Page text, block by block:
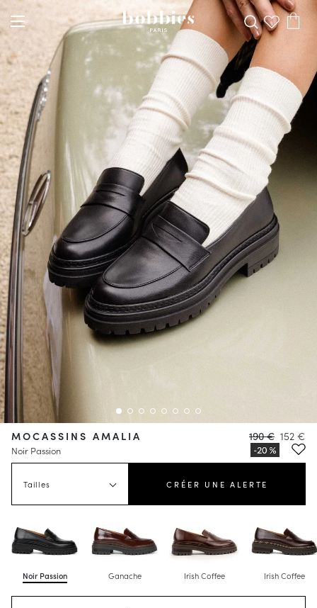
MOCASSINS AMALIA
Noir Passion
190 € 152 €
Tailles CRÉER UNE ALERTE
Noir Passion Ganache Irish Coffee Irish Coffee